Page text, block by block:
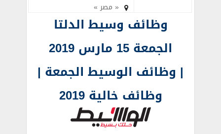
« مصر »
وظائف وسيط الدلتا
الجمعة 15 مارس 2019
| وظائف الوسيط الجمعة |
وظائف خالية 2019